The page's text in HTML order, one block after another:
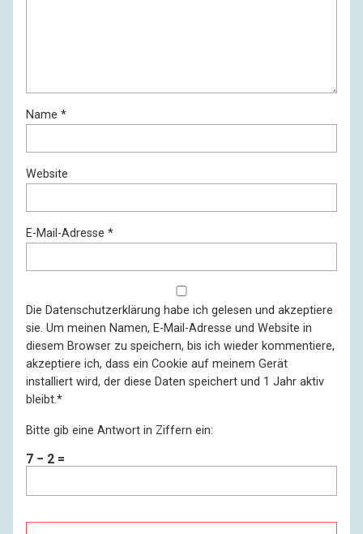
Name *
Website
E-Mail-Adresse *
Die Datenschutzerklärung habe ich gelesen und akzeptiere
sie. Um meinen Namen, E-Mail-Adresse und Website in
diesem Browser zu speichern, bis ich wieder kommentiere,
akzeptiere ich, dass ein Cookie auf meinem Gerät
installiert wird, der diese Daten speichert und 1 Jahr aktiv
bleibt.*
Bitte gib eine Antwort in Ziffern ein:
7 − 2 =